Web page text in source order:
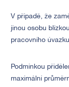
V případě, že
jinou osobu
pracovního
Podmínkou
maximální